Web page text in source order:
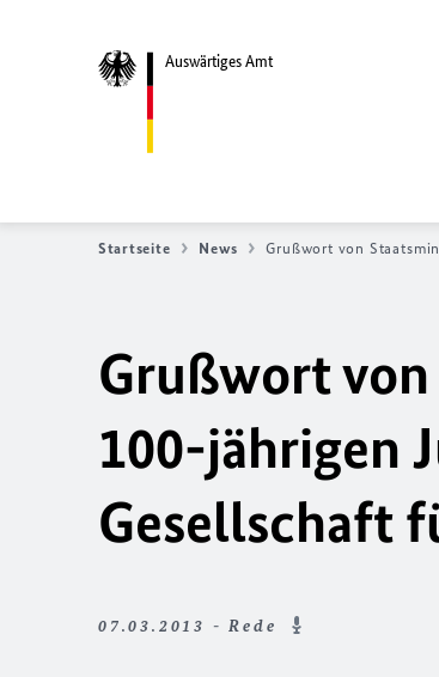
Auswärtiges Amt
Startseite News Grußwort von
Grußwort
100-jährigen
Gesellschaft
07.03.2013 - Rede